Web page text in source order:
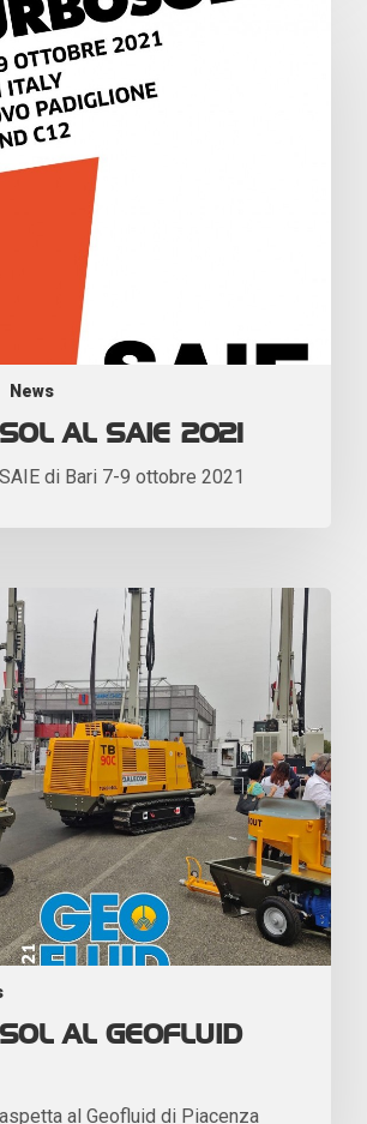
News
AL SAIE 2021
di Bari 7-9 ottobre 2021
AL GEOFLUID
al Geofluid di Piacenza